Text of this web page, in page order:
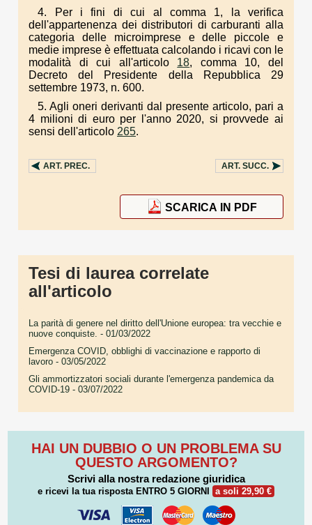
4. Per i fini di cui al comma 1, la verifica
dell'appartenenza dei distributori di carburanti alla
categoria delle microimprese e delle piccole e
medie imprese è effettuata calcolando i ricavi con le
modalità di cui all'articolo 18, comma 10, del
Decreto del Presidente della Repubblica 29
settembre 1973, n. 600.
5. Agli oneri derivanti dal presente articolo, pari a
4 milioni di euro per l'anno 2020, si provvede ai
sensi dell'articolo 265.
ART. PREC. ART. SUCC.
SCARICA IN PDF
Tesi di laurea correlate
all'articolo
La parità di genere nel diritto dell'Unione europea: tra vecchie e
nuove conquiste. - 01/03/2022
Emergenza COVID, obblighi di vaccinazione e rapporto di
lavoro - 03/05/2022
Gli ammortizzatori sociali durante l'emergenza pandemica da
COVID-19 - 03/07/2022
HAI UN DUBBIO O UN PROBLEMA SU
QUESTO ARGOMENTO?
Scrivi alla nostra redazione giuridica
e ricevi la tua risposta ENTRO 5 GIORNI a soli 29,90 €